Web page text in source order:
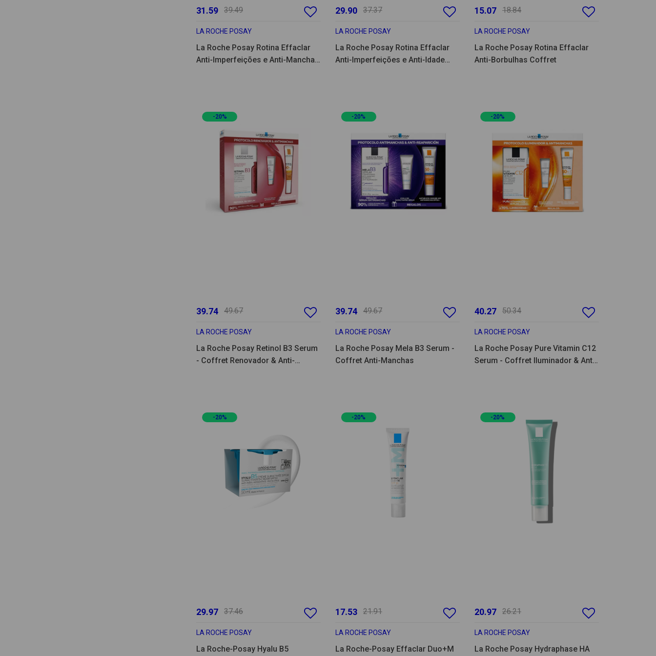
31.59 39.49
LA ROCHE POSAY
La Roche Posay Rotina Effaclar
Anti-Imperfeições e Anti-Manchas
29.90 37.37
LA ROCHE POSAY
La Roche Posay Rotina Effaclar
Anti-Imperfeições e Anti-Idade
15.07 18.84
LA ROCHE POSAY
La Roche Posay Rotina Effaclar
Anti-Borbulhas Coffret
-20%
39.74 49.67
LA ROCHE POSAY
La Roche Posay Retinol B3 Serum
- Coffret Renovador & Anti-
-20%
39.74 49.67
LA ROCHE POSAY
La Roche Posay Mela B3 Serum -
Coffret Anti-Manchas
-20%
40.27 50.34
LA ROCHE POSAY
La Roche Posay Pure Vitamin C12
Serum - Coffret Iluminador & Anti-
-20%
29.97 37.46
LA ROCHE POSAY
La Roche-Posay Hyalu B5
-20%
17.53 21.91
LA ROCHE POSAY
La Roche-Posay Effaclar Duo+M
-20%
20.97 26.21
LA ROCHE POSAY
La Roche Posay Hydraphase HA